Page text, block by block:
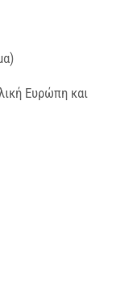
Ευρώπη και